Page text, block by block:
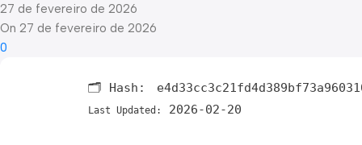
27 de fevereiro de 2026
On 27 de fevereiro de 2026
0
🗂 Hash:
Last Updated: 2026-02-20